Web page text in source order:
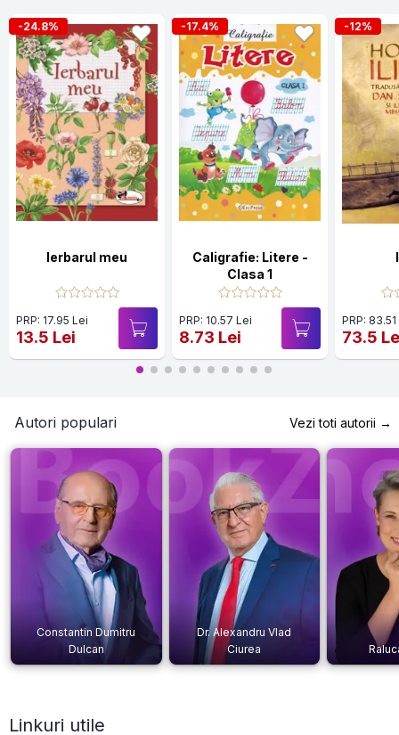
-24.8%
Ierbarul meu
PRP: 17.95 Lei
13.5 Lei
-17.4%
Caligrafie: Litere -
Clasa 1
PRP: 10.57 Lei
8.73 Lei
-12%
PRP:
73.5
Autori populari Vezi toti autorii →
Constantin Dumitru
Dulcan
Dr. Alexandru Vlad
Ciurea
Linkuri utile